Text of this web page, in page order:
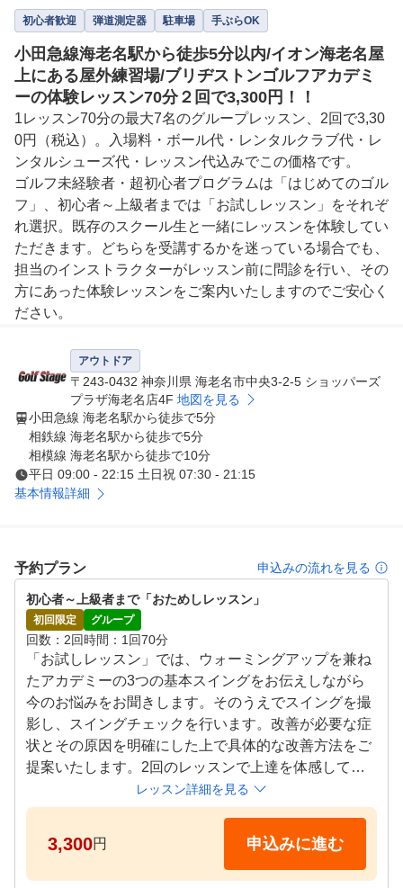
初心者歓迎 弾道測定器 駐車場 手ぶらOK
小田急線海老名駅から徒歩5分以内/イオン海老名屋
上にある屋外練習場/ブリヂストンゴルフアカデミ
ーの体験レッスン70分２回で3,300円！！
1レッスン70分の最大7名のグループレッスン、2回で3,30
0円（税込）。入場料・ボール代・レンタルクラブ代・レ
ンタルシューズ代・レッスン代込みでこの価格です。
ゴルフ未経験者・超初心者プログラムは「はじめてのゴル
フ」、初心者～上級者までは「お試しレッスン」をそれぞ
れ選択。既存のスクール生と一緒にレッスンを体験してい
ただきます。どちらを受講するかを迷っている場合でも、
担当のインストラクターがレッスン前に問診を行い、その
方にあった体験レッスンをご案内いたしますのでご安心く
ださい。
「はじめてのゴルフ」では、クラブの握り方・構え方から
お伝えし、ふり幅の異なる3つの基本スイングを学んで頂
きます。7番アイアンで基本を覚えて頂いたあとはドライ
バーまでチャレンジ。最後にスイングをタブレットで撮影
し、2回のレッスンでの現状を一緒に確認して頂きます。
「お試しレッスン」では、アカデミーの基本のスイングを
提案いたします。2回のレッスンで上達を体感していただ
きます。
体験レッスン２回終了後、スクールのご継続をぜひご検討
アウトドア
〒243-0432 神奈川県 海老名市中央3-2-5 ショッパーズ
プラザ海老名店4F 地図を見る
小田急線 海老名駅から徒歩で5分
相鉄線 海老名駅から徒歩で5分
相模線 海老名駅から徒歩で10分
平日 09:00 - 22:15 土日祝 07:30 - 21:15
基本情報詳細
予約プラン 申込みの流れを見る
初心者～上級者まで「おためしレッスン」
初回限定 グループ
回数 2回時間 1回70分
「お試しレッスン」では、ウォーミングアップを兼ね
たアカデミーの3つの基本スイングをお伝えしながら
今のお悩みをお聞きします。そのうえでスイングを撮
影し、スイングチェックを行います。改善が必要な症
状とその原因を明確にした上で具体的な改善方法をご
提案いたします。2回のレッスンで上達を体感してい
ただくレッスンとなっています。
マイクラブをお持ちの方は、打ちたいクラブをお持ち
ください。
スクールでは、パター練習もございます。
レッスン詳細を見る
3,300円 申込みに進む